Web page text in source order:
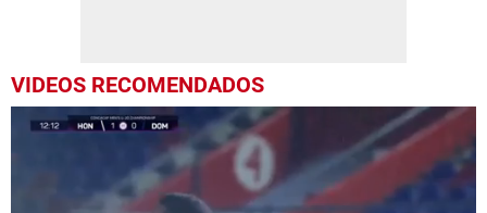
VIDEOS RECOMENDADOS